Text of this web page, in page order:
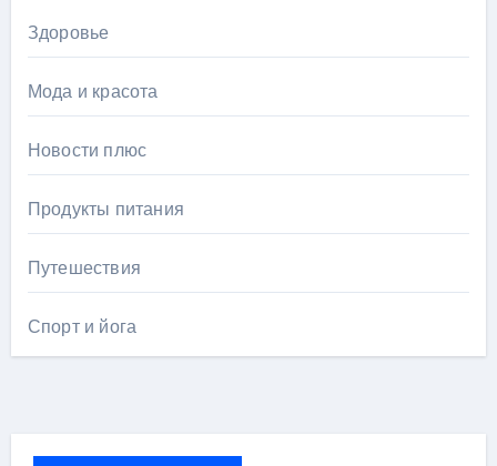
Здоровье
Мода и красота
Новости плюс
Продукты питания
Путешествия
Спорт и йога